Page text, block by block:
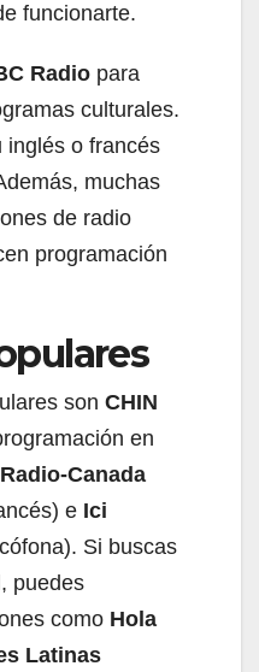
funcionarte.
Radio para
culturales.
inglés o francés
muchas
de radio
programación
son CHIN
en
Radio-Canada
e Ici
Si buscas
puedes
como Hola
Latinas